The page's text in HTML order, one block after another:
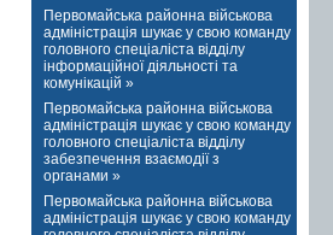
Первомайська районна військова
адміністрація шукає у свою команду
головного спеціаліста відділу
інформаційної діяльності та
комунікацій »
Первомайська районна військова
адміністрація шукає у свою команду
головного спеціаліста відділу
забезпечення взаємодії з
органами »
Первомайська районна військова
адміністрація шукає у свою команду